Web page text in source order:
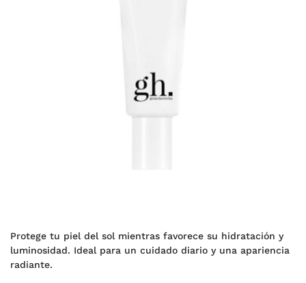
Protege tu piel del sol mientras favorece su hidratación y
luminosidad. Ideal para un cuidado diario y una apariencia
radiante.